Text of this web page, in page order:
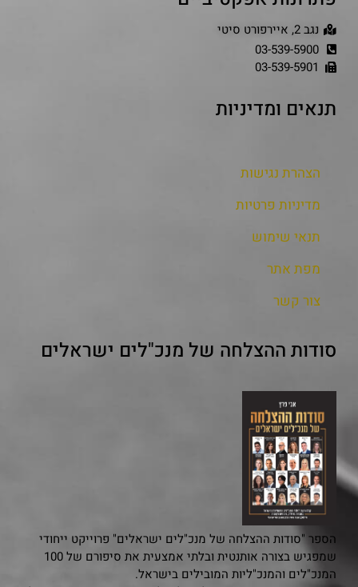
נגב 2, איירפורט סיטי
03-539-5900
03-539-5901
תנאים ומדיניות
הצהרת נגישות
מדיניות פרטיות
תנאי שימוש
מפת אתר
צור קשר
סודות ההצלחה של מנכ"לים ישראלים
הספר "סודות ההצלחה של מנכ"לים ישראלים" פרוייקט ייחודי
שמפגיש בצורה אותנטית ובלתי אמצעית את סיפורם של 100
המנכ"לים והמנכ"ליות המובילים בישראל.